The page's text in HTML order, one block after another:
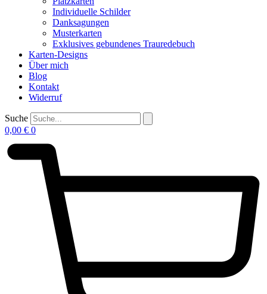
Individuelle Schilder
Danksagungen
Musterkarten
Exklusives gebundenes Trauredebuch
Karten-Designs
Über mich
Blog
Kontakt
Widerruf
Suche
0,00 € 0